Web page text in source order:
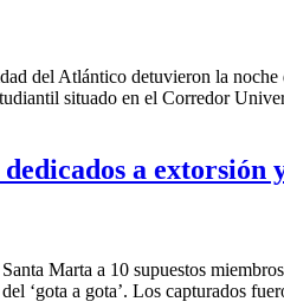
del Atlántico detuvieron la
situado en el Corredor
a extorsión
Marta a 10 supuestos
‘gota a gota’. Los capturados